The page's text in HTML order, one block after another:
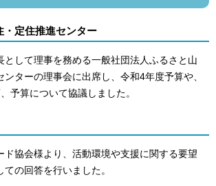
・定住推進センター
として理事を務める一般社団法人ふるさと山
ターの理事会に出席し、令和4年度予算や、
予算について協議しました。
ド協会様より、活動環境や支援に関する要望
の回答を行いました。